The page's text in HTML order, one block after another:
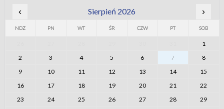
‹ Sierpień 2026 ›
NDZ PN WT ŚR CZW PT SOB
1
2
3 4 5 6 7
8
9
10 11 12 13 14
15
16
17 18 19 20 21
22
23
24 25 26 27 28
29